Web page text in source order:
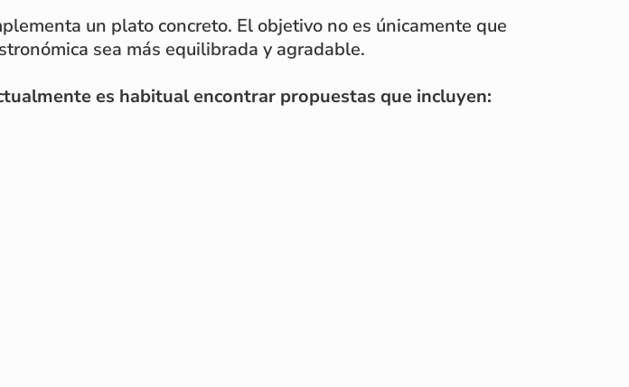
un plato concreto. El objetivo no es únicamente que
sea más equilibrada y agradable.
es habitual encontrar propuestas que incluyen: